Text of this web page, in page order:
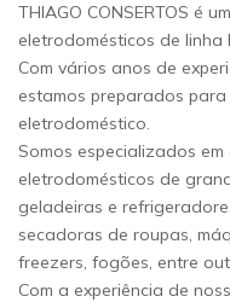
THIAGO CONSERTOS é
eletrodomésticos de
Com vários anos de
estamos preparados
eletrodoméstico.
Somos especializados
eletrodomésticos de
geladeiras e
secadoras de roupas,
freezers, fogões, entre
Com a experiência de